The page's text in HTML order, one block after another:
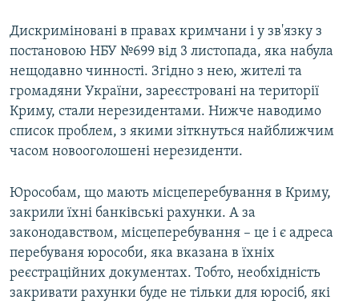
Дискриміновані в правах кримчани і у зв'язку з
постановою НБУ №699 від 3 листопада, яка набула
нещодавно чинності. Згідно з нею, жителі та
громадяни України, зареєстровані на території
Криму, стали нерезидентами. Нижче наводимо
список проблем, з якими зіткнуться найближчим
часом новооголошені нерезиденти.
Юрособам, що мають місцеперебування в Криму,
закрили їхні банківські рахунки. А за
законодавством, місцеперебування – це і є адреса
перебуваня юрособи, яка вказана в їхніх
реєстраційних документах. Тобто, необхідність
закривати рахунки буде не тільки для юросіб, які